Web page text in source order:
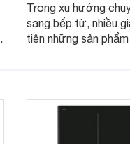
Trong xu hướng
sang bếp từ, nhiều
tiên những sản
mẫu bếp đáp ứng